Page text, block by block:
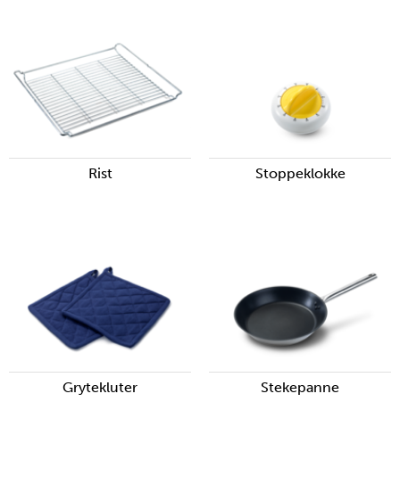
Rist Stoppeklokke
Grytekluter Stekepanne